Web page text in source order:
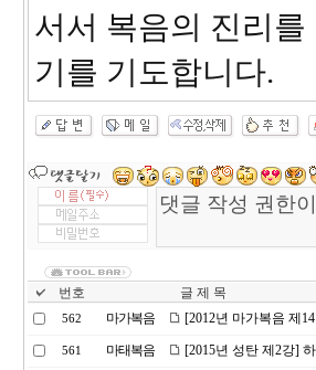
서서 복음의 진리
기를 기도합니다.
번호 글 제 목
562 마가복음 [2012년 마가복음 제
561 마태복음 [2015년 성탄 제2강]